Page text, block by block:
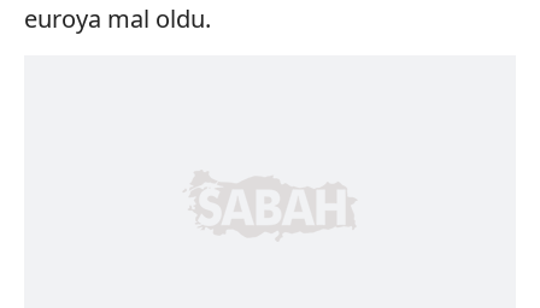
euroya mal oldu.